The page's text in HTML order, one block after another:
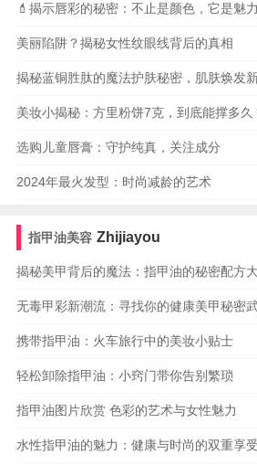
💄揭示唇彩的秘密：不止是颜色，它是魅
美丽陷阱？揭秘女性纹眼线背后的真相
揭秘蓝铜胜肽的魔法护肤秘密，肌肤焕发
美妆小揭秘：方里粉饼7克，到底能撑多久
选购儿童唇膏：守护纯真，关注成分
2024年最火发型：时尚减龄的艺术
指甲油美容 Zhijiayou
揭秘美甲背后的魔法：指甲油的秘密配方
无毒甲彩新潮流：寻找你的健康美甲秘密
携带指甲油：火车旅行中的美妆小贴士
轻松卸除指甲油：小窍门带你告别繁琐
指甲油图片欣赏 色彩的艺术与女性魅力
水性指甲油的魅力：健康与时尚的双重享受